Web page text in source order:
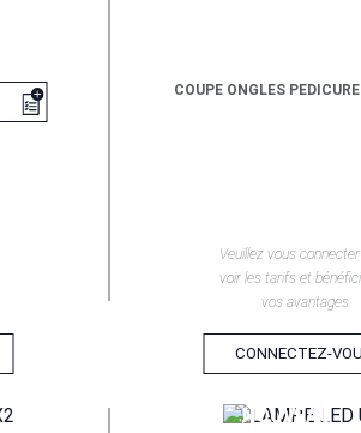
COUPE ONGLES PEDICURE
Veuillez vous
voir les tarifs et
vos avantages
CONNECTEZ-
EN SAVOIR +